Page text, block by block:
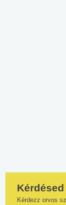
Kérdezz orvos